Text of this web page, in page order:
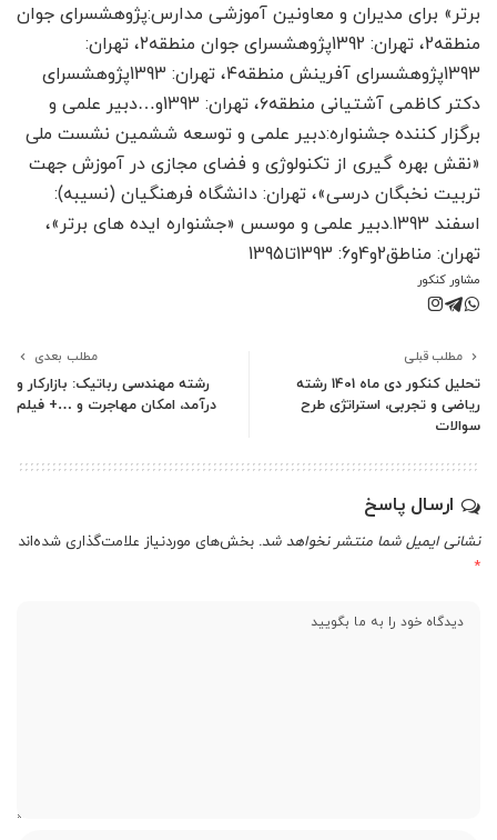
برتر» برای مدیران و معاونین آموزشی مدارس:پژوهشسرای جوان
منطقه2، تهران: 1392پژوهشسرای جوان منطقه۲، تهران:
1393پژوهشسرای آفرینش منطقه۴، تهران: 1393پژوهشسرای
دکتر کاظمی آشتیانی منطقه۶، تهران: 1393و…دبیر علمی و
برگزار کننده جشنواره:دبیر علمی و توسعه ششمین نشست ملی
«نقش بهره گیری از تکنولوژی و فضای مجازی در آموزش جهت
تربیت نخبگان درسی»، تهران: دانشگاه فرهنگیان (نسیبه):
اسفند 1393.دبیر علمی و موسس «جشنواره ایده های برتر»،
تهران: مناطق2و4و6: 1393تا1395
مشاور کنکور
مطلب قبلی
تحلیل کنکور دی ماه 1401 رشته
ریاضی و تجربی، استراتژی طرح
سوالات
مطلب بعدی
رشته مهندسی رباتیک: بازارکار و
درآمد، امکان مهاجرت و …+ فیلم
ارسال پاسخ
نشانی ایمیل شما منتشر نخواهد شد. بخش‌های موردنیاز علامت‌گذاری شده‌اند
*